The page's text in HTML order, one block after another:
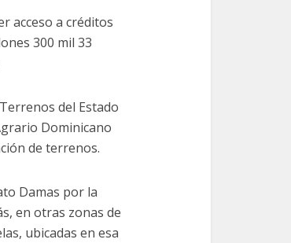
acceso a créditos
300 mil 33
del Estado
Dominicano
de terrenos.
Damas por la
en otras zonas de
ubicadas en esa